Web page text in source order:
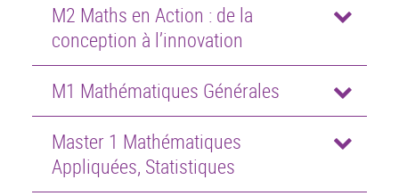
M2 Maths en Action : de la
conception à l’innovation
M1 Mathématiques Générales
Master 1 Mathématiques
Appliquées, Statistiques